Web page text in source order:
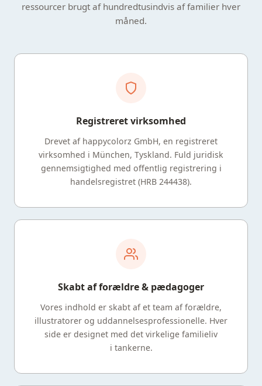
ressourcer brugt af hundredtusindvis af familier hver
måned.
Registreret virksomhed
Drevet af happycolorz GmbH, en registreret
virksomhed i München, Tyskland. Fuld juridisk
gennemsigtighed med offentlig registrering i
handelsregistret (HRB 244438).
Skabt af forældre & pædagoger
Vores indhold er skabt af et team af forældre,
illustratorer og uddannelsesprofessionelle. Hver
side er designet med det virkelige familieliv
i tankerne.